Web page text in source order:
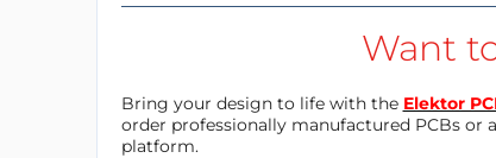
Want
Bring your design to life with the Elektor
order professionally manufactured PCBs or
platform.